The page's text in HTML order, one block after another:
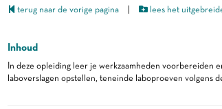
terug naar de vorige pagina| lees het
Inhoud
In deze opleiding leer je werkzaamheden voorbereiden
laboverslagen opstellen, teneinde laboproeven volgens